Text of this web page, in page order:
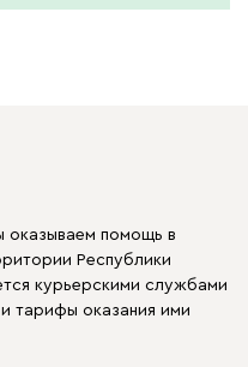
оказываем помощь в
Республики
курьерскими службами
тарифы оказания ими